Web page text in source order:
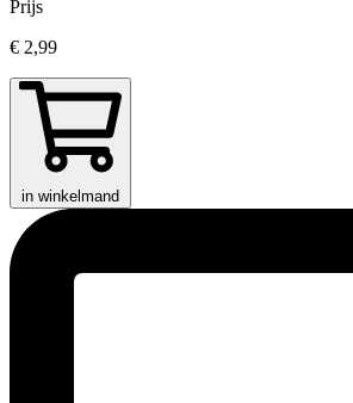
Prijs
€ 2,99
in winkelmand